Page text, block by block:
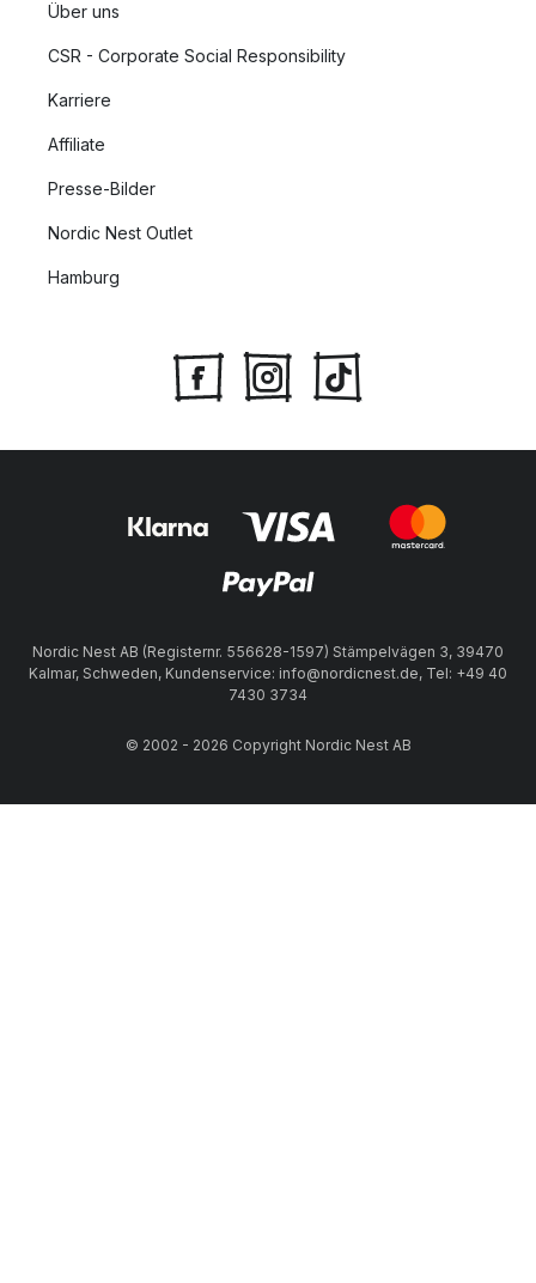
Über uns
CSR - Corporate Social Responsibility
Karriere
Affiliate
Presse-Bilder
Nordic Nest Outlet
Hamburg
Nordic Nest AB (Registernr. 556628-1597) Stämpelvägen 3, 39470
Kalmar, Schweden, Kundenservice: info@nordicnest.de, Tel: +49 40
7430 3734
© 2002 - 2026 Copyright Nordic Nest AB